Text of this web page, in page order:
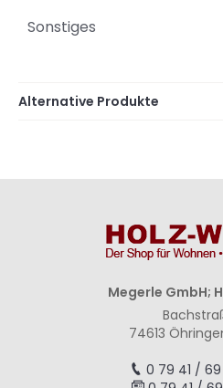
Sonstiges
Alternative Produkte
Megerle GmbH;
74613
0 79 41 /